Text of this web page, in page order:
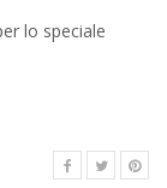
lo speciale